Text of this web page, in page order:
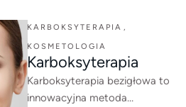
KARBOKSYTERAPIA ,
KOSMETOLOGIA
Karboksyterapia
Karboksyterapia bezigłowa to
innowacyjna metoda